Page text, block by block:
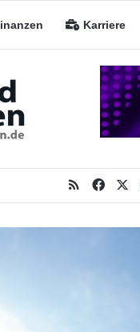
Karriere
RSS